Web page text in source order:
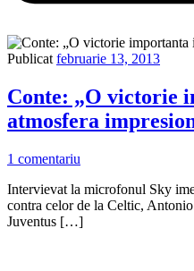
Publicat februarie 13, 2013
Conte: „O victorie
atmosfera
1 comentariu
Intervievat la microfonul Sky
contra celor de la Celtic,
Juventus […]